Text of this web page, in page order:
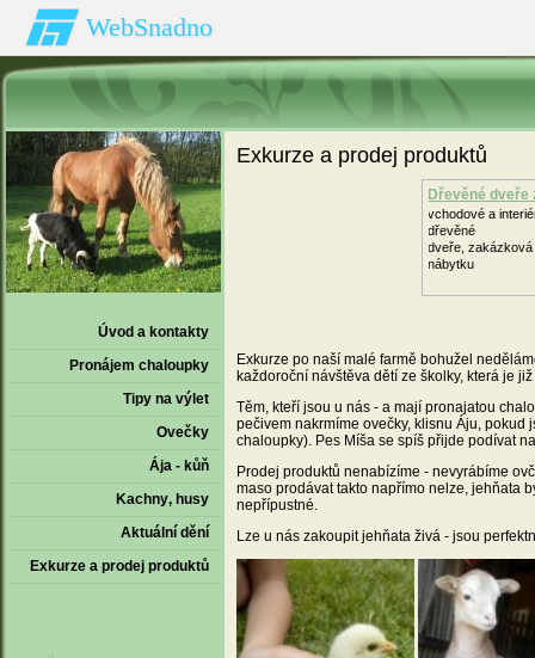
WebSnadno
Úvod a kontakty
Pronájem chaloupky
Tipy na výlet
Ovečky
Ája - kůň
Kachny‚ husy
Aktuální dění
Exkurze a prodej produktů
Exkurze a prodej produktů
Dřevěné dveře
vchodové a
dřevěné
dveře,
nábytku
Exkurze po naší malé farmě bohužel
každoroční návštěva dětí ze školky, která je
Těm, kteří jsou u nás - a mají pronajatou
pečivem nakrmíme ovečky, klisnu Áju,
chaloupky). Pes Míša se spíš přijde podívat
Prodej produktů nenabízíme - nevyrábíme
maso prodávat takto napřímo nelze, jehňata
nepřípustné.
Lze u nás zakoupit jehňata živá - jsou